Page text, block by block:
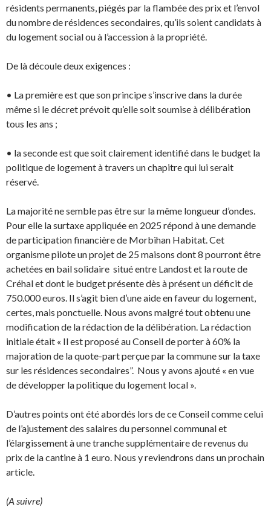
résidents permanents, piégés par la flambée des prix et l’envol
du nombre de résidences secondaires, qu’ils soient candidats à
du logement social ou à l’accession à la propriété.
De là découle deux exigences :
• La première est que son principe s’inscrive dans la durée
même si le décret prévoit qu’elle soit soumise à délibération
tous les ans ;
• la seconde est que soit clairement identifié dans le budget la
politique de logement à travers un chapitre qui lui serait
réservé.
La majorité ne semble pas être sur la même longueur d’ondes.
Pour elle la surtaxe appliquée en 2025 répond à une demande
de participation financière de Morbihan Habitat. Cet
organisme pilote un projet de 25 maisons dont 8 pourront être
achetées en bail solidaire situé entre Landost et la route de
Créhal et dont le budget présente dès à présent un déficit de
750.000 euros. Il s’agit bien d’une aide en faveur du logement,
certes, mais ponctuelle. Nous avons malgré tout obtenu une
modification de la rédaction de la délibération. La rédaction
initiale était « Il est proposé au Conseil de porter à 60% la
majoration de la quote-part perçue par la commune sur la taxe
sur les résidences secondaires”. Nous y avons ajouté « en vue
de développer la politique du logement local ».
D’autres points ont été abordés lors de ce Conseil comme celui
de l’ajustement des salaires du personnel communal et
l’élargissement à une tranche supplémentaire de revenus du
prix de la cantine à 1 euro. Nous y reviendrons dans un prochain
article.
(A suivre)